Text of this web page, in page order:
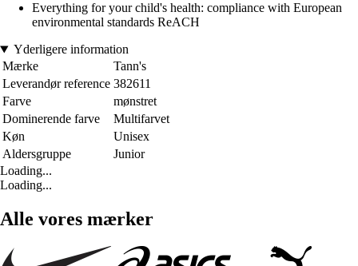
Everything for your child's health: compliance with European
environmental standards ReACH
Yderligere information
Mærke
Tann's
Leverandør reference 382611
Farve
mønstret
Dominerende farve
Multifarvet
Køn
Unisex
Aldersgruppe
Junior
Loading...
Loading...
Alle vores mærker